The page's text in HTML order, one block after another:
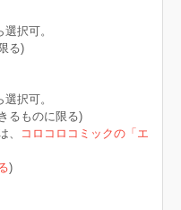
択可。
る)
択可。
るものに限る)
、
コロコロコミックの「エ
)